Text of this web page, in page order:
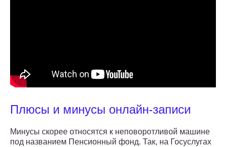
Плюсы и минусы онлайн-записи
Минусы скорее относятся к неповоротливой машине
под названием Пенсионный фонд. Так, на Госуслугах